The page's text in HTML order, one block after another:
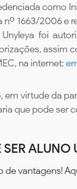
como
1663/2006 e
Unyleya foi
assim
na internet:
em virtude da
que pode ser
ALUNO
de vantagens!